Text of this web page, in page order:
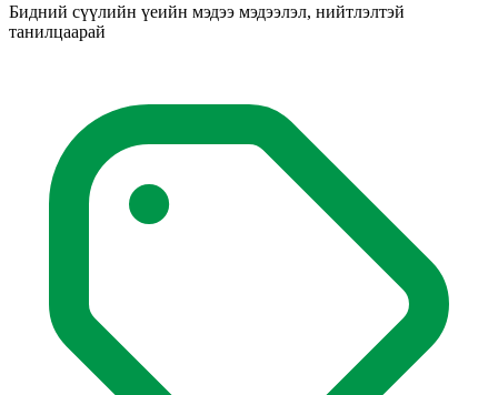
Бидний сүүлийн үеийн мэдээ мэдээлэл, нийтлэлтэй
танилцаарай